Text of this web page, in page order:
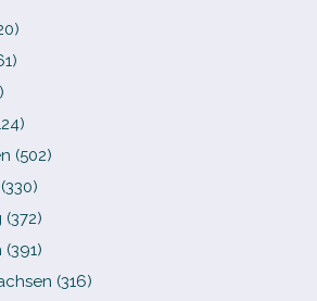
(502)
(316)